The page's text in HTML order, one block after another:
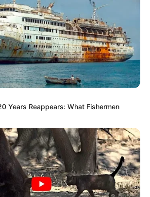
Years Reappears: What Fishermen